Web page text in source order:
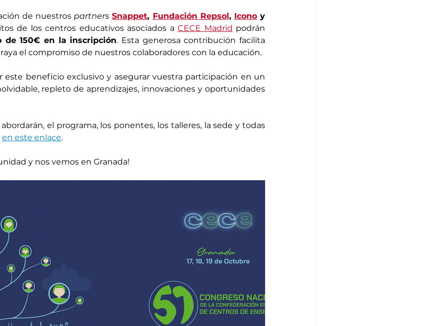
de nuestros partners Snappet, Fundación Repsol, Icono
de los centros educativos asociados a CECE Madrid podrán
de 150€ en la inscripción. Esta generosa contribución facilita
el compromiso de nuestros colaboradores con la educación.
este beneficio exclusivo y asegurar vuestra participación en un
repleto de aprendizajes, innovaciones y oportunidades
el programa, los ponentes, los talleres, la sede y todas
en este enlace.
y nos vemos en Granada!